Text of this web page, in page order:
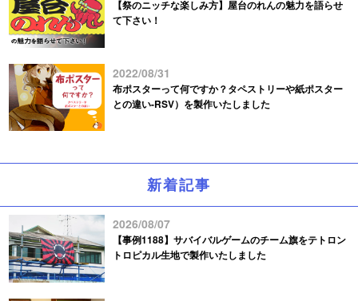
【祭のニッチな楽しみ方】屋台のれんの魅力を語らせ
て下さい！
2022/08/31
布ポスターって何ですか？タペストリーや紙ポスター
との違い-RSV）を製作いたしました
新着記事
2026/08/07
【事例1188】サバイバルゲームのチーム旗をテトロン
トロピカル生地で製作いたしました